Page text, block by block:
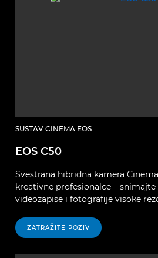
SUSTAV CINEMA EOS
EOS C50
Svestrana hibridna kamera
kreativne profesionalce –
videozapise i fotografije visoke
ZATRAŽITE POZIV